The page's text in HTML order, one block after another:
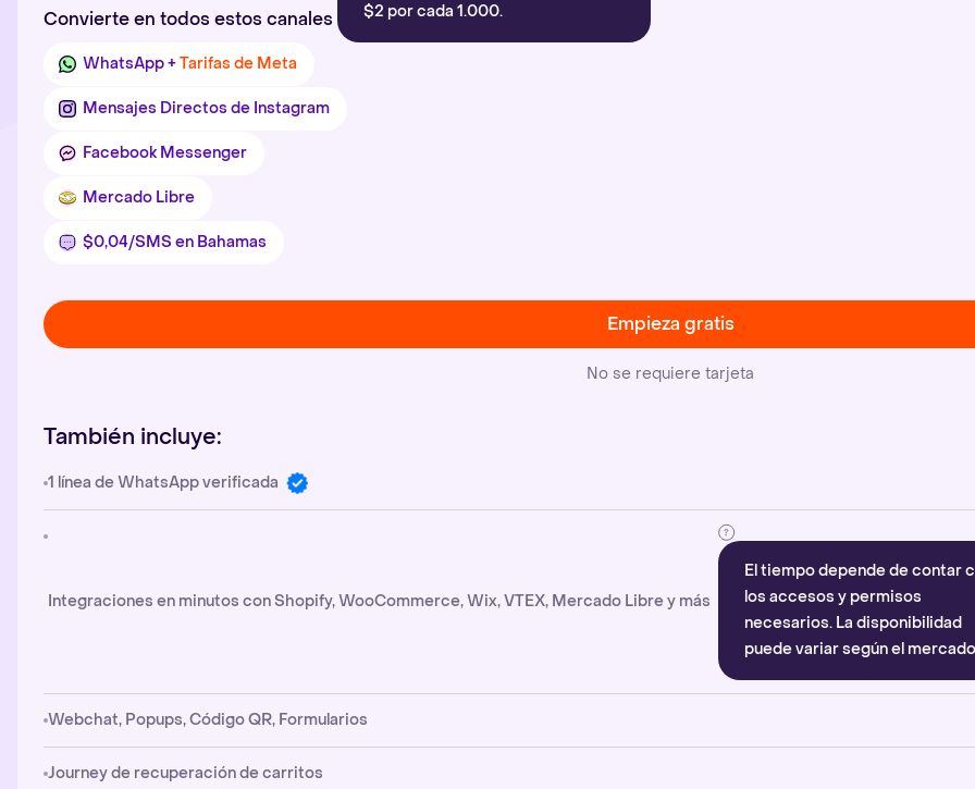
Convierte en todos estos canales
$2 por cada 1.000.
WhatsApp +Tarifas de Meta
Mensajes Directos de Instagram
Facebook Messenger
Mercado Libre
$0,04/SMS en Bahamas
Empieza gratis
No se requiere tarjeta
También incluye:
1 línea de WhatsApp verificada
Integraciones en minutos con Shopify, WooCommerce, Wix, VTEX, Mercado Libre y más
El tiempo depende de contar
los accesos y permisos
necesarios. La disponibilidad
puede variar según el
Webchat, Popups, Código QR, Formularios
Journey de recuperación de carritos